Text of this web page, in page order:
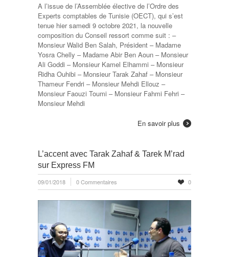
A l’issue de l’Assemblée élective de l’Ordre des
Experts comptables de Tunisie (OECT), qui s’est
tenue hier samedi 9 octobre 2021, la nouvelle
composition du Conseil ressort comme suit : –
Monsieur Walid Ben Salah, Président – Madame
Yosra Chelly – Madame Abir Ben Aoun – Monsieur
Ali Goddi – Monsieur Kamel Elhammi – Monsieur
Ridha Ouhibi – Monsieur Tarak Zahaf – Monsieur
Thameur Fendri – Monsieur Mehdi Ellouz –
Monsieur Faouzi Toumi – Monsieur Fahmi Fehri –
Monsieur Mehdi
En savoir plus
L’accent avec Tarak Zahaf & Tarek M’rad
sur Express FM
09/01/2018 0 Commentaires 0